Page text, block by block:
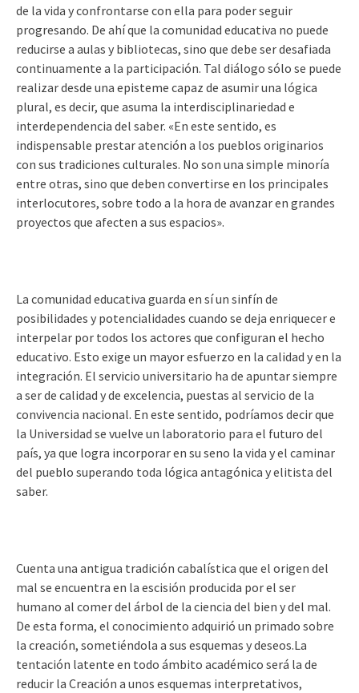
de la vida y confrontarse con ella para poder seguir
progresando. De ahí que la comunidad educativa no puede
reducirse a aulas y bibliotecas, sino que debe ser desafiada
continuamente a la participación. Tal diálogo sólo se puede
realizar desde una episteme capaz de asumir una lógica
plural, es decir, que asuma la interdisciplinariedad e
interdependencia del saber. «En este sentido, es
indispensable prestar atención a los pueblos originarios
con sus tradiciones culturales. No son una simple minoría
entre otras, sino que deben convertirse en los principales
interlocutores, sobre todo a la hora de avanzar en grandes
proyectos que afecten a sus espacios».
La comunidad educativa guarda en sí un sinfín de
posibilidades y potencialidades cuando se deja enriquecer e
interpelar por todos los actores que configuran el hecho
educativo. Esto exige un mayor esfuerzo en la calidad y en la
integración. El servicio universitario ha de apuntar siempre
a ser de calidad y de excelencia, puestas al servicio de la
convivencia nacional. En este sentido, podríamos decir que
la Universidad se vuelve un laboratorio para el futuro del
país, ya que logra incorporar en su seno la vida y el caminar
del pueblo superando toda lógica antagónica y elitista del
saber.
Cuenta una antigua tradición cabalística que el origen del
mal se encuentra en la escisión producida por el ser
humano al comer del árbol de la ciencia del bien y del mal.
De esta forma, el conocimiento adquirió un primado sobre
la creación, sometiéndola a sus esquemas y deseos.La
tentación latente en todo ámbito académico será la de
reducir la Creación a unos esquemas interpretativos,